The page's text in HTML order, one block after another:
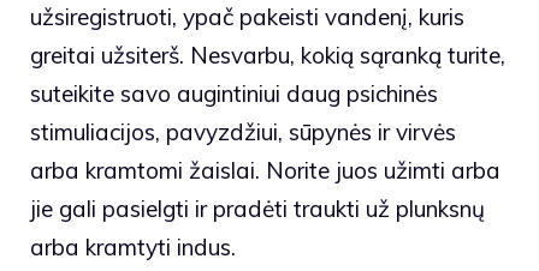
užsiregistruoti, ypač pakeisti vandenį, kuris
greitai užsiterš. Nesvarbu, kokią sąranką turite,
suteikite savo augintiniui daug psichinės
stimuliacijos, pavyzdžiui, sūpynės ir virvės
arba kramtomi žaislai. Norite juos užimti arba
jie gali pasielgti ir pradėti traukti už plunksnų
arba kramtyti indus.